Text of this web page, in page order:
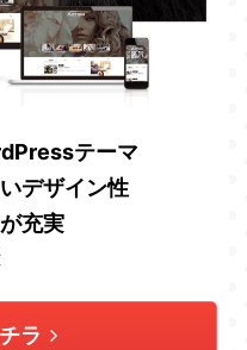
テーマ
デザイン性
充実
ラ